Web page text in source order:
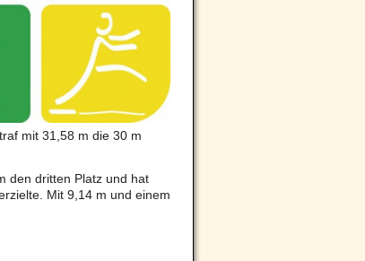
mit 31,58 m die 30 m
den dritten Platz und hat
Mit 9,14 m und einem